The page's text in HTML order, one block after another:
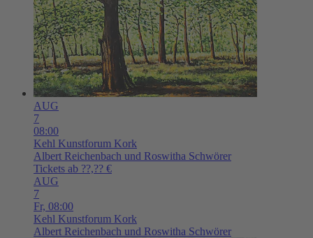
AUG
7
08:00
Kehl Kunstforum Kork
Albert Reichenbach und Roswitha Schwörer
Tickets ab ??,?? €
AUG
7
Fr, 08:00
Kehl Kunstforum Kork
Albert Reichenbach und Roswitha Schwörer